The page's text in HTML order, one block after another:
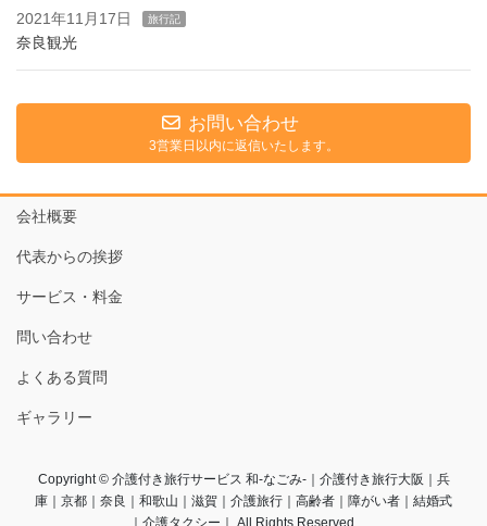
2021年11月17日 旅行記
奈良観光
お問い合わせ
3営業日以内に返信いたします。
会社概要
代表からの挨拶
サービス・料金
問い合わせ
よくある質問
ギャラリー
Copyright © 介護付き旅行サービス 和-なごみ-｜介護付き旅行大阪｜兵
庫｜京都｜奈良｜和歌山｜滋賀｜介護旅行｜高齢者｜障がい者｜結婚式
｜介護タクシー｜ All Rights Reserved.